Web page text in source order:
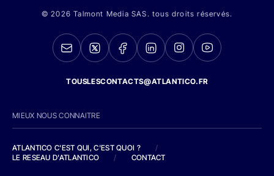
© 2026 Talmont Media SAS. tous droits réservés.
TOUSLESCONTACTS@ATLANTICO.FR
MIEUX NOUS CONNAITRE
ATLANTICO C'EST QUI, C'EST QUOI ?
/
LE RESEAU D'ATLANTICO
/ CONTACT